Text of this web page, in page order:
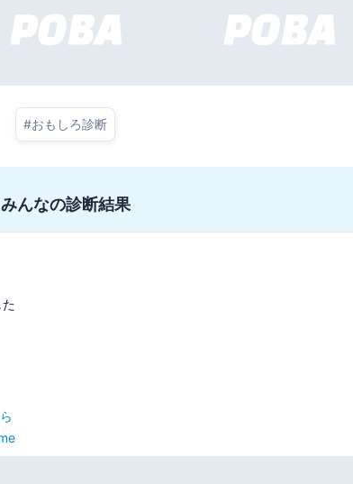
#おもしろ診断
みんなの診断結果